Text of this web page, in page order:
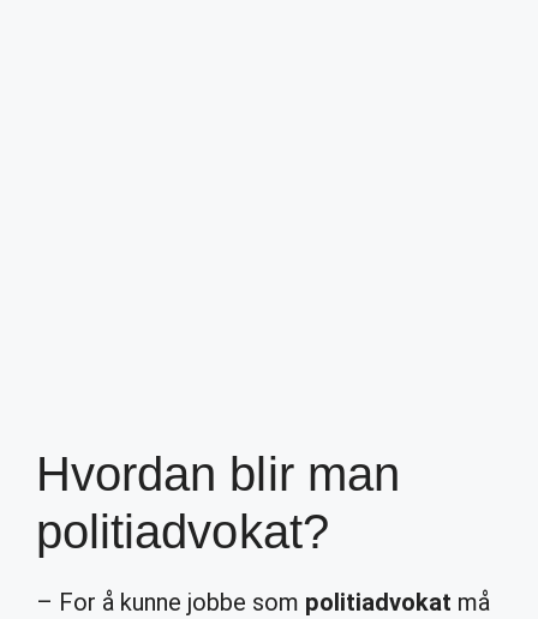
Hvordan blir man
politiadvokat?
– For å kunne jobbe som politiadvokat må